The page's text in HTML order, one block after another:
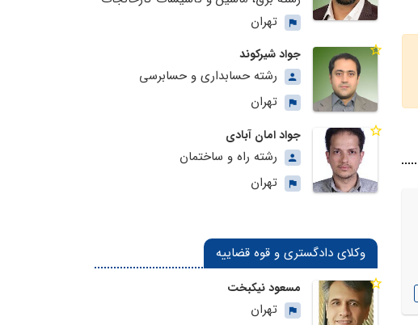
تهران
جواد شیرکوند
رشته حسابداری و حسابرسی
تهران
جواد امان آبادی
رشته راه و ساختمان
تهران
وکلای دادگستری و قوه قضاییه
مسعود نیکبخت
تهران